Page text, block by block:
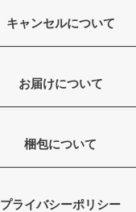
キャンセルについて
お届けについて
梱包について
プライバシーポリシー